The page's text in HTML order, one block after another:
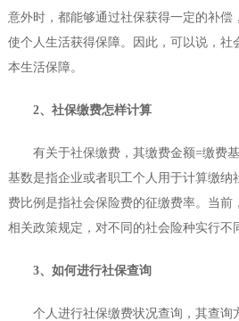
意外时，都能够通过社保获得一定的补偿
使个人生活获得保障。因此，可以说，社
本生活保障。
2、社保缴费怎样计算
有关于社保缴费，其缴费金额=缴费基
基数是指企业或者职工个人用于计算缴纳
费比例是指社会保险费的征缴费率。当前
相关政策规定，对不同的社会险种实行不
3、如何进行社保查询
个人进行社保缴费状况查询，其查询